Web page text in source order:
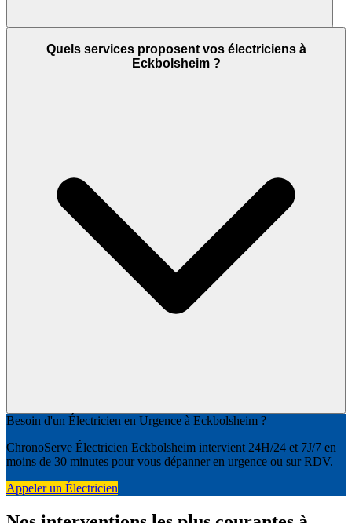
Quels services proposent vos électriciens à
Eckbolsheim ?
Besoin d'un Électricien en Urgence à Eckbolsheim ?
ChronoServe Électricien Eckbolsheim intervient 24H/24 et 7J/7 en
moins de 30 minutes pour vous dépanner en urgence ou sur RDV.
Appeler un Électricien